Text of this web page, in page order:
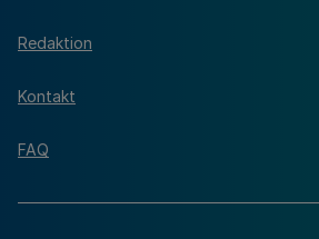
Redaktion
Kontakt
FAQ